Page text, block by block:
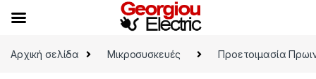
Αρχική σελίδα
Μικροσυσκευές Προετοιμασία